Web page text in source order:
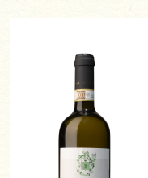
für die Essenz des
Ich kann diese Weine
im Gambero Rosso hat
erfahren. In den
Klassiker Norditaliens
Wir freuen uns, Ihnen